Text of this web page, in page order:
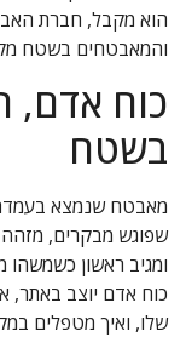
הוא מקבל, חברת
והמאבטחים בשטח
כוח אדם,
בשטח
מאבטח שנמצא
שפוגש מבקרים, מזהה
ומגיב ראשון
כוח אדם יוצב באתר,
שלו, ואיך מטפלים